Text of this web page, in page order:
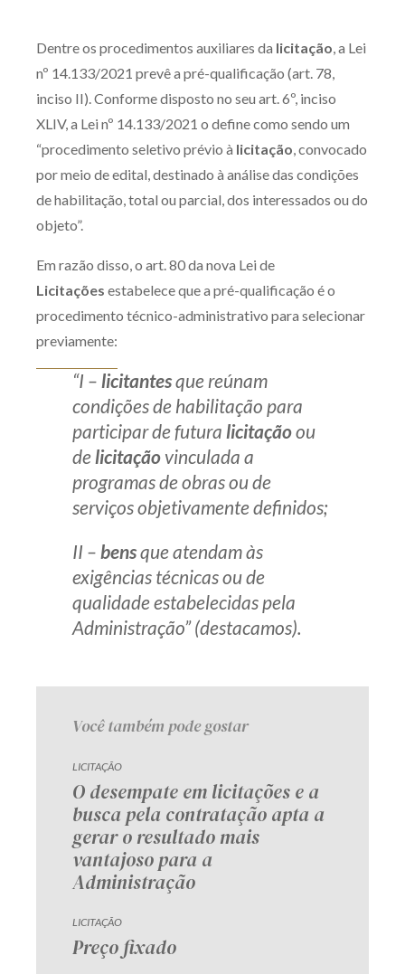
Zênite Play
Orientação por Escrito
Mentoria Zênite
Capacitação
Zênite in Company
Diferenciais
Receba por RSS
Av. Sete de Setembro, 4698
Curitiba PR 80240-000
Telefone (41) 2109-8666
Dentre os procedimentos auxiliares da licitação, a Lei
nº 14.133/2021 prevê a pré-qualificação (art. 78,
inciso II). Conforme disposto no seu art. 6º, inciso
XLIV, a Lei nº 14.133/2021 o define como sendo um
“procedimento seletivo prévio à licitação, convocado
por meio de edital, destinado à análise das condições
de habilitação, total ou parcial, dos interessados ou do
objeto”.
Em razão disso, o art. 80 da nova Lei de
Licitações estabelece que a pré-qualificação é o
procedimento técnico-administrativo para selecionar
previamente:
“I – licitantesque reúnam
condições de habilitação para
participar de futura licitaçãoou
de licitação vinculada a
programas de obras ou de
serviços objetivamente definidos;
II – bensque atendam às
exigências técnicas ou de
qualidade estabelecidas pela
Administração” (destacamos).
Você também pode gostar
LICITAÇÃO
O desempate em licitações e a
busca pela contratação apta a
gerar o resultado mais
vantajoso para a
Administração
LICITAÇÃO
Preço fixado